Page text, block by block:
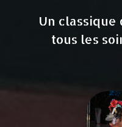
Un
tous les